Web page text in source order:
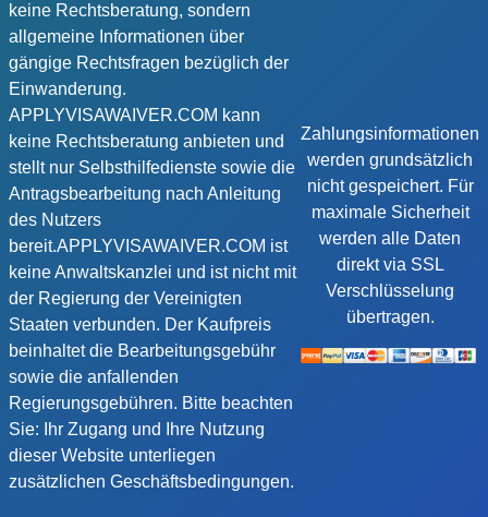
keine Rechtsberatung, sondern
allgemeine Informationen über
gängige Rechtsfragen bezüglich der
Einwanderung.
APPLYVISAWAIVER.COM kann
keine Rechtsberatung anbieten und
stellt nur Selbsthilfedienste sowie die
Antragsbearbeitung nach Anleitung
des Nutzers
bereit.APPLYVISAWAIVER.COM ist
keine Anwaltskanzlei und ist nicht mit
der Regierung der Vereinigten
Staaten verbunden. Der Kaufpreis
beinhaltet die Bearbeitungsgebühr
sowie die anfallenden
Regierungsgebühren. Bitte beachten
Sie: Ihr Zugang und Ihre Nutzung
dieser Website unterliegen
zusätzlichen Geschäftsbedingungen.
Zahlungsinformationen
werden grundsätzlich
nicht gespeichert. Für
maximale Sicherheit
werden alle Daten
direkt via SSL
Verschlüsselung
übertragen.